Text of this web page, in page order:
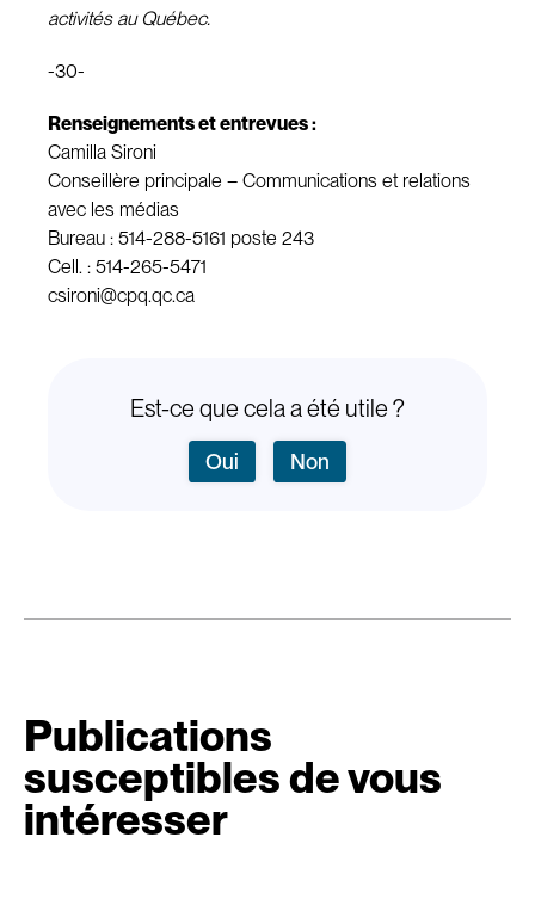
activités au Québec.
-30-
Renseignements et entrevues :
Camilla Sironi
Conseillère principale – Communications et relations
avec les médias
Bureau : 514-288-5161 poste 243
Cell. : 514-265-5471
csironi@cpq.qc.ca
Est-ce que cela a été utile ?
Oui Non
Publications
susceptibles de vous
intéresser